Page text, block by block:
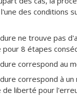
des conditions
ne trouve pas
8 étapes
correspond au
correspond à un
de liberté pour